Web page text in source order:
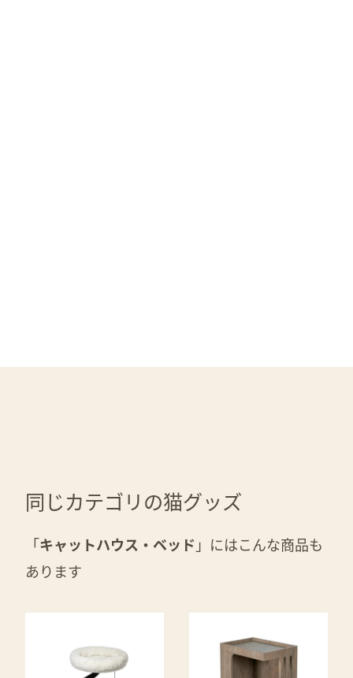
同じカテゴリの猫グッズ
「キャットハウス・ベッド 」にはこんな商品も
あります